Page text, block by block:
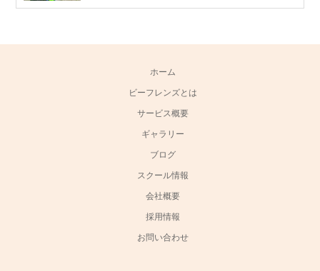
ホーム
ビーフレンズとは
サービス概要
ギャラリー
ブログ
スクール情報
会社概要
採用情報
お問い合わせ